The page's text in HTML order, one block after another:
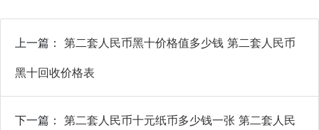
上一篇： 第二套人民币黑十价格值多少钱 第二套人民币
黑十回收价格表
下一篇： 第二套人民币十元纸币多少钱一张 第二套人民